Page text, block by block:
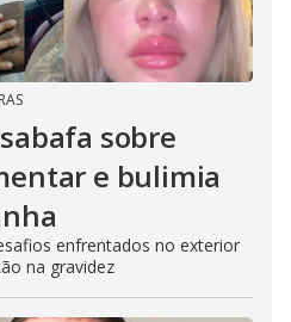
sobre
e bulimia
enfrentados no exterior
na gravidez